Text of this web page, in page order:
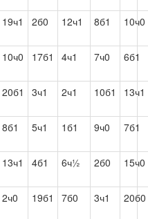
19ч1 2б0 12ч1 8б1 10ч0
10ч0 17б1 4ч1 7ч0 6б1
20б1 3ч1 2ч1 10б1 13ч1
8б1 5ч1 1б1 9ч0 7б1
13ч1 4б1 6ч½ 2б0 15ч0
2ч0 19б1 7б0 3ч1 20б0